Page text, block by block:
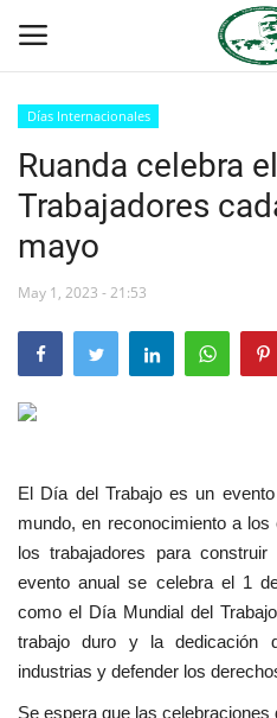
Inicio
Contacto
Foro Internacional Nasser
Herencia de Jamal Abdel-
Movimiento Juvenil Nasser
Nasser Fellowship para
Internacional
Días Internacionales
Ruanda celebra
Trabajadores
mayo
May 1, 2023 - 21:53
El Día del Trabajo es un
mundo, en reconocimiento a
los trabajadores para
evento anual se celebra el 1
como el Día Mundial del
trabajo duro y la dedicación
industrias y defender los
Se espera que las